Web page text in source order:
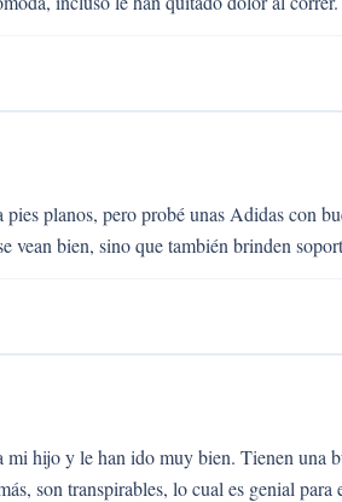
planos, pero probé unas Adidas con
vean bien, sino que también brinden
hijo y le han ido muy bien. Tienen una
son transpirables, lo cual es genial para